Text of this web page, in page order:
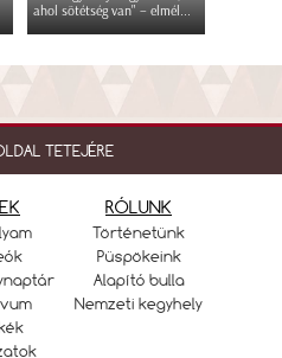
ahol sötétség van" – elmél...
TETEJÉRE
RÓLUNK
Történetünk
Püspökeink
Alapító bulla
Nemzeti kegyhely